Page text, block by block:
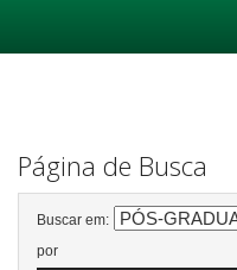
Página de Busca
Buscar em:
por